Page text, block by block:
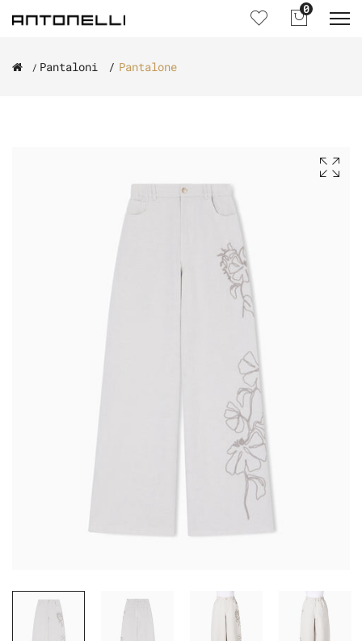
0
Pantaloni Pantalone